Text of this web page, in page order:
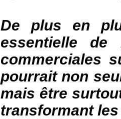
De plus en
essentielle
commerciales
pourrait non
mais être
transformant